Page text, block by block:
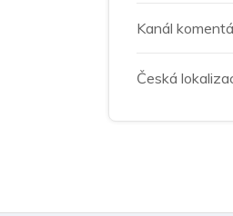
Kanál
Česká